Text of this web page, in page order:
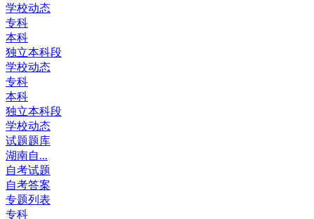
学校动态
专科
本科
独立本科段
学校动态
专科
本科
独立本科段
学校动态
试题题库
湖南自...
自考试题
自考答案
专题列表
专科